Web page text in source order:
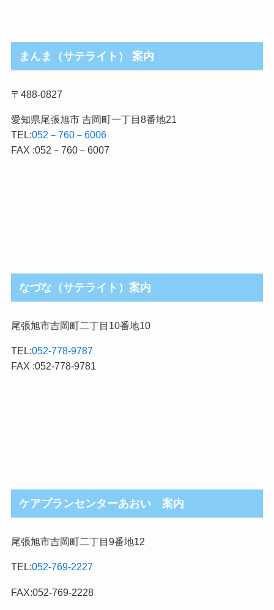
まんま（サテライト） 案内
〒488-0827
愛知県尾張旭市 吉岡町一丁目8番地21
TEL:052－760－6006
FAX :052－760－6007
なづな（サテライト）案内
尾張旭市吉岡町二丁目10番地10
TEL:052-778-9787
FAX :052-778-9781
ケアプランセンターあおい 案内
尾張旭市吉岡町二丁目9番地12
TEL:052-769-2227
FAX:052-769-2228